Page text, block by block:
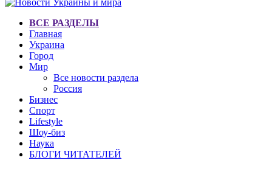
ВСЕ РАЗДЕЛЫ
Главная
Украина
Город
Мир
Все новости раздела
Россия
Бизнес
Спорт
Lifestyle
Шоу-биз
Наука
БЛОГИ ЧИТАТЕЛЕЙ